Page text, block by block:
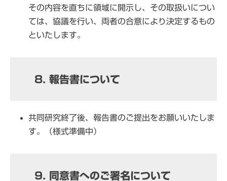
その内容を直ちに領域に開示し、その取扱いについ
ては、協議を行い、両者の合意により決定するもの
といたします。
8. 報告書について
共同研究終了後、報告書のご提出をお願いいたしま
す。（様式準備中）
9. 同意書へのご署名について